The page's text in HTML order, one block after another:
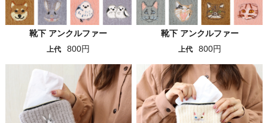
靴下 アンクルファー
上代 800円
靴下 アンクルファー
上代 800円